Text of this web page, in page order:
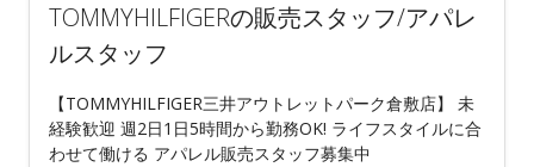
TOMMYHILFIGERの販売スタッフ/アパレ
ルスタッフ
【TOMMYHILFIGER三井アウトレットパーク倉敷店】 未
経験歓迎 週2日1日5時間から勤務OK! ライフスタイルに合
わせて働ける アパレル販売スタッフ募集中